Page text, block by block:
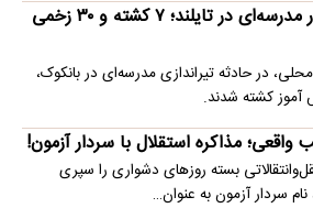
جزئیات تیراندازی در مدرسه‌ای در تایلند؛ ۷ کشته و ۳۰ زخمی
در حادثه تیراندازی مدرسه‌ای در بانکوک،
آموز کشته شدند.
واقعی؛ مذاکره استقلال با سردار آزمون!
بسته روزهای دشواری را سپری
سردار آزمون به عنوان…